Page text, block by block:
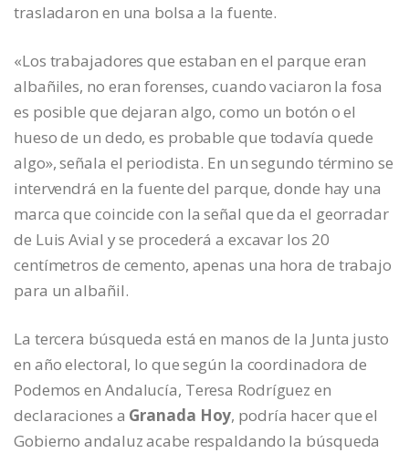
trasladaron en una bolsa a la fuente.
«Los trabajadores que estaban en el parque eran
albañiles, no eran forenses, cuando vaciaron la fosa
es posible que dejaran algo, como un botón o el
hueso de un dedo, es probable que todavía quede
algo», señala el periodista. En un segundo término se
intervendrá en la fuente del parque, donde hay una
marca que coincide con la señal que da el georradar
de Luis Avial y se procederá a excavar los 20
centímetros de cemento, apenas una hora de trabajo
para un albañil.
La tercera búsqueda está en manos de la Junta justo
en año electoral, lo que según la coordinadora de
Podemos en Andalucía, Teresa Rodríguez en
declaraciones a Granada Hoy, podría hacer que el
Gobierno andaluz acabe respaldando la búsqueda